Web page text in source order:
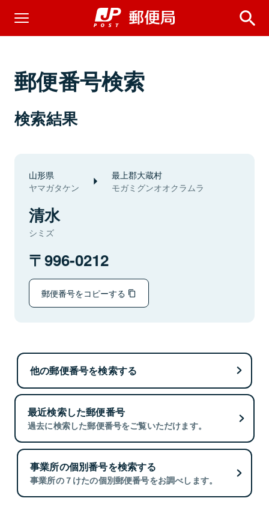
郵便番号検索
検索結果
山形県
ヤマガタケン
最上郡大蔵村
モガミグンオオクラムラ
清水
シミズ
996-0212
郵便番号をコピーする
他の郵便番号を検索する
最近検索した郵便番号
過去に検索した郵便番号をご覧いただけます。
事業所の個別番号を検索する
事業所の７けたの個別郵便番号をお調べします。